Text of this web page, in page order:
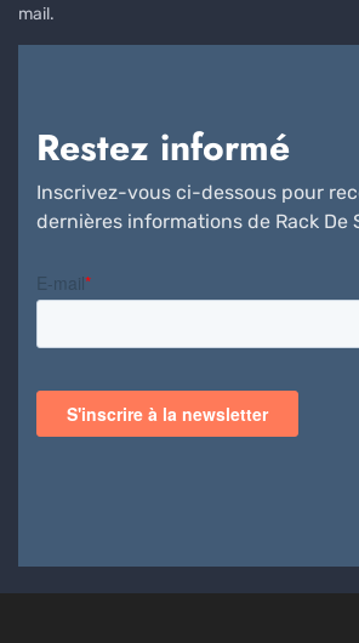
mail.
Restez informé
Inscrivez-vous ci-dessous pour
dernières informations de Rack De